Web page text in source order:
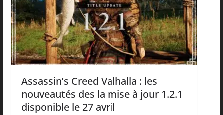
Assassin’s Creed Valhalla : les
nouveautés des la mise à jour 1.2.1
disponible le 27 avril